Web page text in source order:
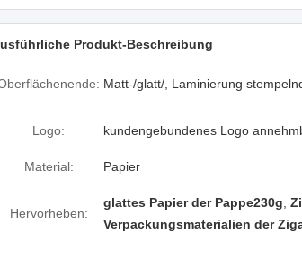
Produkt-Beschreibung
Matt-/glatt/, Laminierung
Logo: kundengebundenes Logo
Material: Papier
Hervorheben:
glattes Papier der Pappe230g
Verpackungsmaterialien der